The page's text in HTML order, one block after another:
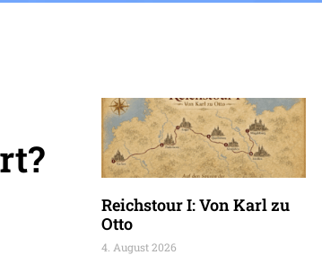
Reichstour I: Von Karl zu
Otto
4. August 2026